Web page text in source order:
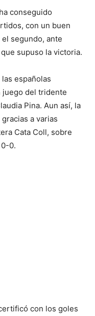
conseguido
con un buen
segundo, ante
supuso la victoria.
españolas
juego del tridente
Pina. Aun así, la
a varias
Cata Coll, sobre
0.
con los goles